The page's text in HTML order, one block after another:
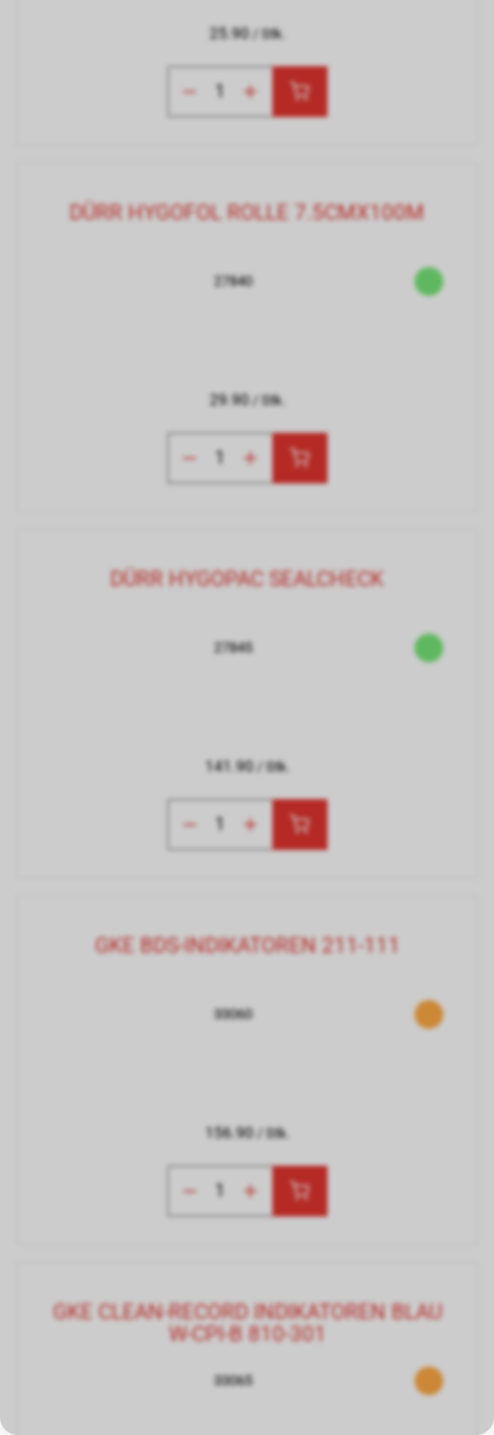
25.90/ Stk.
DÜRR HYGOFOL ROLLE 7.5CMX100M
27840
29.90/ Stk.
DÜRR HYGOPAC SEALCHECK
27845
141.90/ Stk.
GKE BDS-INDIKATOREN 211-111
33060
156.90/ Stk.
GKE CLEAN-RECORD INDIKATOREN BLAU
W-CPI-B 810-301
33065